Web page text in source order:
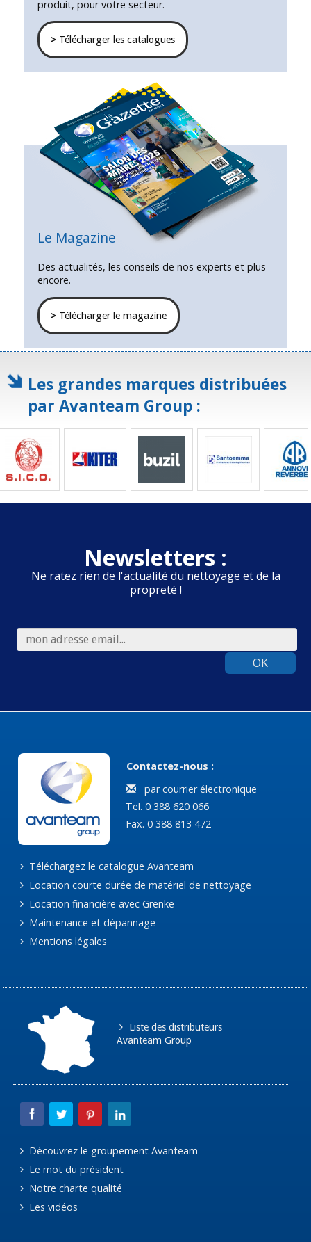
produit, pour votre secteur.
>Télécharger les catalogues
Le Magazine
Des actualités, les conseils de nos experts et plus
encore.
>Télécharger le magazine
Les grandes marques distribuées
par Avanteam Group :
Newsletters :
Ne ratez rien de l'actualité du nettoyage et de la
propreté !
OK
Contactez-nous :
par courrier électronique
Tel. 0 388 620 066
Fax. 0 388 813 472
Téléchargez le catalogue Avanteam
Location courte durée de matériel de nettoyage
Location financière avec Grenke
Maintenance et dépannage
Mentions légales
Liste des distributeurs
Avanteam Group
Découvrez le groupement Avanteam
Le mot du président
Notre charte qualité
Les vidéos